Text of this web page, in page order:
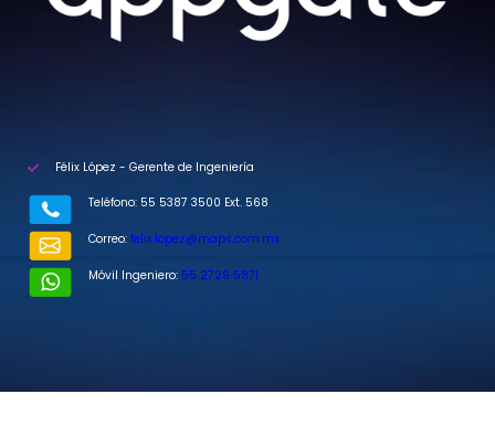
Félix López - Gerente de Ingeniería
Teléfono: 55 5387 3500 Ext. 568
Correo: felix.lopez@maps.com.mx
Móvil Ingeniero: 55 2729 5871